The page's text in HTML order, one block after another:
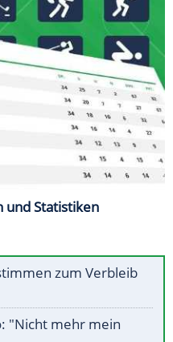
und Statistiken
zum Verbleib
"Nicht mehr mein